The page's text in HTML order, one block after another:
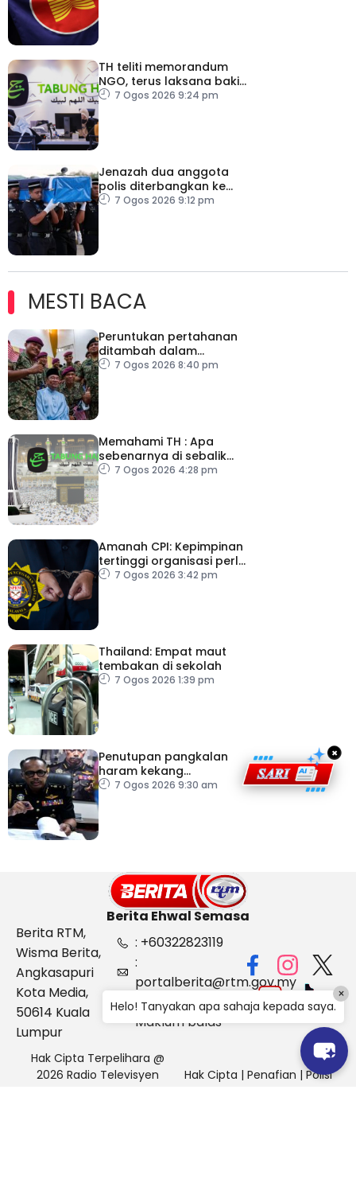
TH teliti memorandum
NGO, terus laksana baki
syor RCI
7 Ogos 2026 9:24 pm
Jenazah dua anggota
polis diterbangkan ke
Kelantan
7 Ogos 2026 9:12 pm
MESTI BACA
Peruntukan pertahanan
ditambah dalam
Belanjawan 2027
7 Ogos 2026 8:40 pm
Memahami TH : Apa
sebenarnya di sebalik
angka
7 Ogos 2026 4:28 pm
Amanah CPI: Kepimpinan
tertinggi organisasi perlu
pacu reformasi radikal
7 Ogos 2026 3:42 pm
Thailand: Empat maut
tembakan di sekolah
7 Ogos 2026 1:39 pm
Penutupan pangkalan
haram kekang
penyeludupan di
7 Ogos 2026 9:30 am
×
Berita Ehwal Semasa
Berita RTM,
Wisma Berita,
Angkasapuri
Kota Media,
50614 Kuala
Lumpur
: +60322823119
:
portalberita@rtm.gov.my
: Aduan &
Maklum balas
Hak Cipta Terpelihara @
2026 Radio Televisyen
Hak Cipta | Penafian | Polisi
Helo! Tanyakan apa sahaja kepada saya.
×